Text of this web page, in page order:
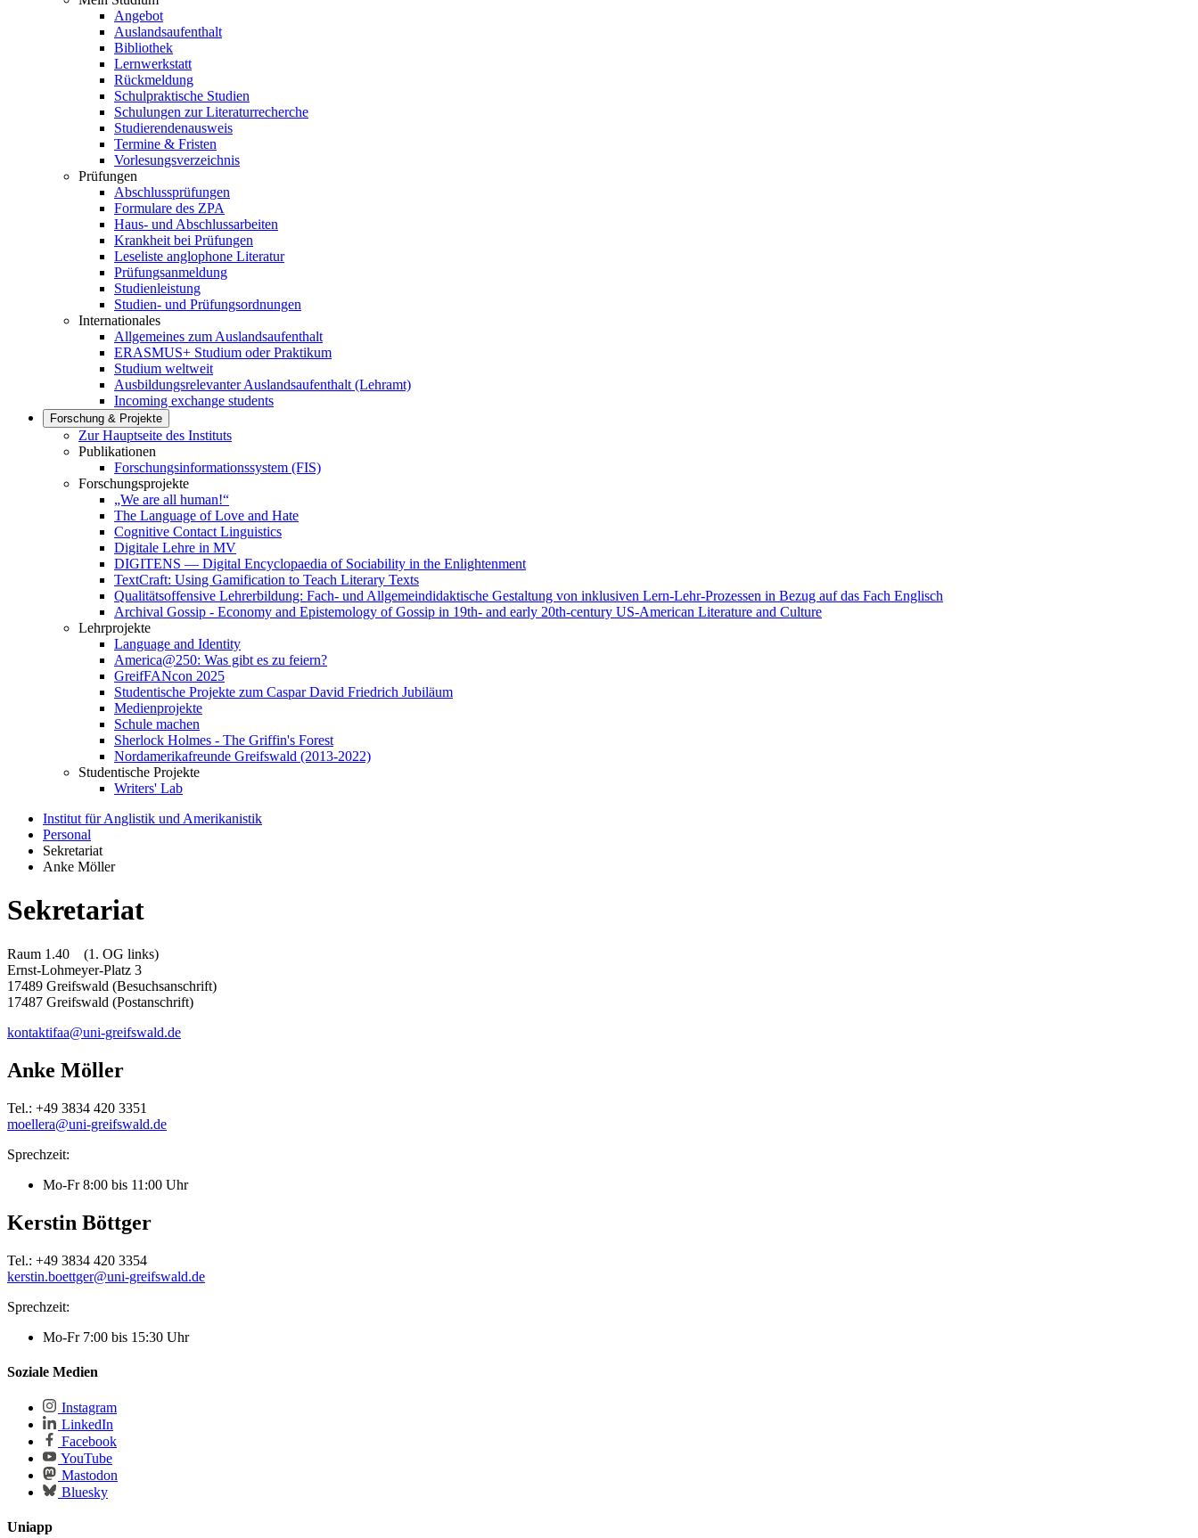
Angebot
Auslandsaufenthalt
Bibliothek
Lernwerkstatt
Rückmeldung
Schulpraktische Studien
Schulungen zur Literaturrecherche
Studierendenausweis
Termine & Fristen
Vorlesungsverzeichnis
Prüfungen
Abschlussprüfungen
Formulare des ZPA
Haus- und Abschlussarbeiten
Krankheit bei Prüfungen
Leseliste anglophone Literatur
Prüfungsanmeldung
Studienleistung
Studien- und Prüfungsordnungen
Internationales
Allgemeines zum Auslandsaufenthalt
ERASMUS+ Studium oder Praktikum
Studium weltweit
Ausbildungsrelevanter Auslandsaufenthalt (Lehramt)
Incoming exchange students
Forschung & Projekte
Zur Hauptseite des Instituts
Publikationen
Forschungsinformationssystem (FIS)
Forschungsprojekte
„We are all human!“
The Language of Love and Hate
Cognitive Contact Linguistics
Digitale Lehre in MV
DIGITENS — Digital Encyclopaedia of Sociability in the Enlightenment
TextCraft: Using Gamification to Teach Literary Texts
Qualitätsoffensive Lehrerbildung: Fach- und Allgemeindidaktische Gestaltung von inklusiven Lern-Lehr-Prozessen in Bezug auf das Fach Englisch
Archival Gossip - Economy and Epistemology of Gossip in 19th- and early 20th-century US-American Literature and Culture
Lehrprojekte
Language and Identity
America@250: Was gibt es zu feiern?
GreifFANcon 2025
Studentische Projekte zum Caspar David Friedrich Jubiläum
Medienprojekte
Schule machen
Sherlock Holmes - The Griffin's Forest
Nordamerikafreunde Greifswald (2013-2022)
Studentische Projekte
Writers' Lab
Institut für Anglistik und Amerikanistik
Personal
Sekretariat
Anke Möller
Sekretariat
Raum 1.40 (1. OG links)
Ernst-Lohmeyer-Platz 3
17489 Greifswald (Besuchsanschrift)
17487 Greifswald (Postanschrift)
kontaktifaa@uni-greifswald.de
Anke Möller
Tel.: +49 3834 420 3351
moellera@uni-greifswald.de
Sprechzeit:
Mo-Fr 8:00 bis 11:00 Uhr
Kerstin Böttger
Tel.: +49 3834 420 3354
kerstin.boettger@uni-greifswald.de
Sprechzeit:
Mo-Fr 7:00 bis 15:30 Uhr
Soziale Medien
Instagram
LinkedIn
Facebook
YouTube
Mastodon
Bluesky
Uniapp